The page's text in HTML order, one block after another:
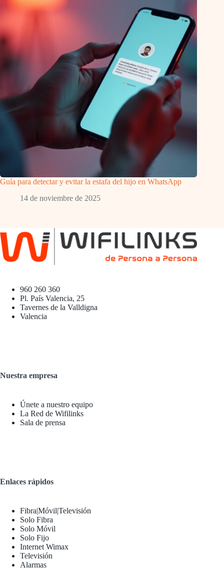
Guía para detectar y evitar la estafa del hijo en WhatsApp
14 de noviembre de 2025
960 260 360
Pl. País Valencia, 25
Tavernes de la Valldigna
Valencia
Nuestra empresa
Únete a nuestro equipo
La Red de Wifilinks
Sala de prensa
Enlaces rápidos
Fibra|Móvil|Televisión
Solo Fibra
Solo Móvil
Solo Fijo
Internet Wimax
Televisión
Alarmas